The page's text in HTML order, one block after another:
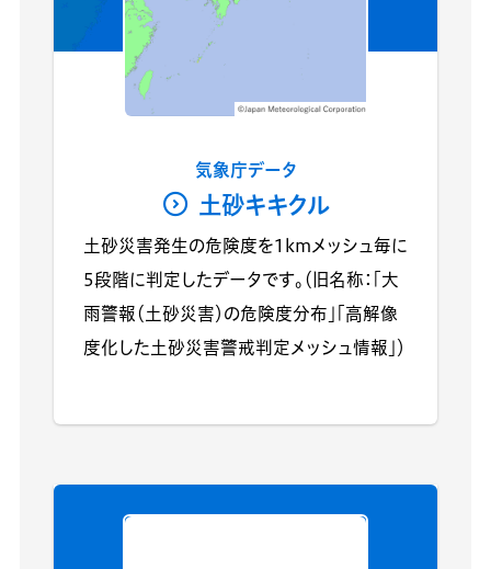
気象庁データ
土砂キキクル
土砂災害発生の危険度を1kmメッシュ毎に
5段階に判定したデータです。（旧名称：「大
雨警報（土砂災害）の危険度分布」「高解像
度化した土砂災害警戒判定メッシュ情報」）